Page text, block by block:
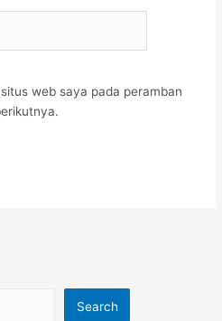
web saya pada peramban
Search